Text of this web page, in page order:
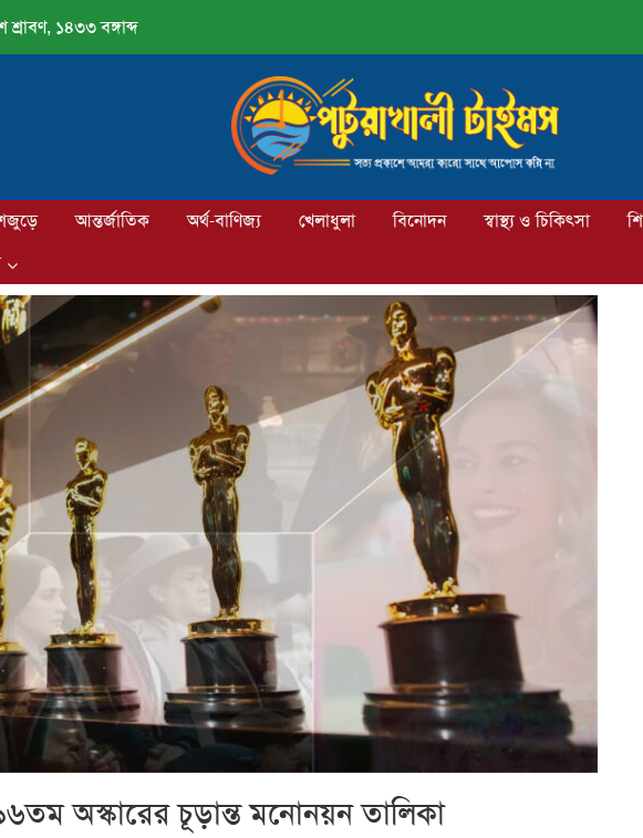
১৪৩৩ বঙ্গাব্দ
আন্তর্জাতিক অর্থ-বাণিজ্য খেলাধুলা বিনোদন স্বাস্থ্য ও চিকিৎসা
অস্কারের চূড়ান্ত মনোনয়ন তালিকা